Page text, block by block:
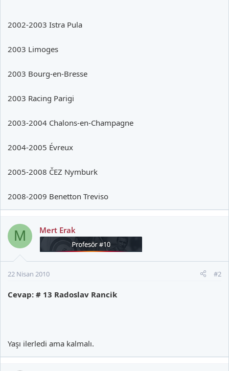
2002-2003 Istra Pula
2003 Limoges
2003 Bourg-en-Bresse
2003 Racing Parigi
2003-2004 Chalons-en-Champagne
2004-2005 Évreux
2005-2008 ČEZ Nymburk
2008-2009 Benetton Treviso
M Mert Erak
22 Nisan 2010 #2
Cevap: # 13 Radoslav Rancik
Yaşı ilerledi ama kalmalı.